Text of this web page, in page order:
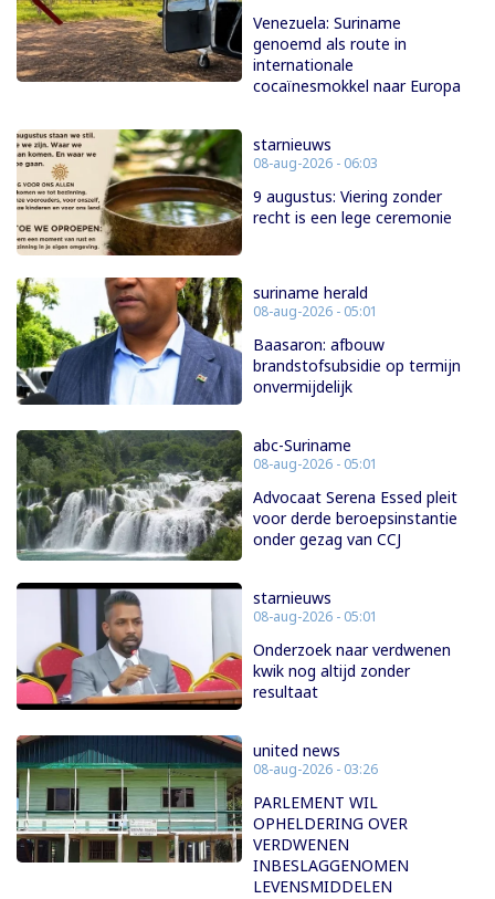
Venezuela: Suriname
genoemd als route in
internationale
cocaïnesmokkel naar Europa
starnieuws
08-aug-2026 - 06:03
9 augustus: Viering zonder
recht is een lege ceremonie
suriname herald
08-aug-2026 - 05:01
Baasaron: afbouw
brandstofsubsidie op termijn
onvermijdelijk
abc-Suriname
08-aug-2026 - 05:01
Advocaat Serena Essed pleit
voor derde beroepsinstantie
onder gezag van CCJ
starnieuws
08-aug-2026 - 05:01
Onderzoek naar verdwenen
kwik nog altijd zonder
resultaat
united news
08-aug-2026 - 03:26
PARLEMENT WIL
OPHELDERING OVER
VERDWENEN
INBESLAGGENOMEN
LEVENSMIDDELEN